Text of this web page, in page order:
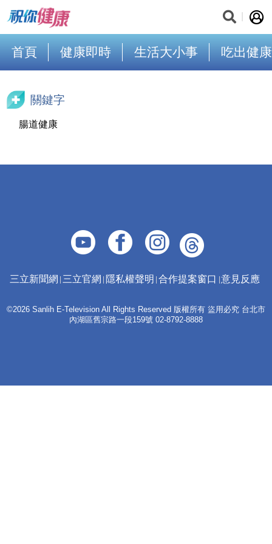
首頁 健康即時 生活大小事 吃出健康
關鍵字
腸道健康
三立新聞網 三立官網 隱私權聲明 合作提案窗口 意見反應
©2026 Sanlih E-Television All Rights Reserved 版權所有 盜用必究 台北市
內湖區舊宗路一段159號 02-8792-8888